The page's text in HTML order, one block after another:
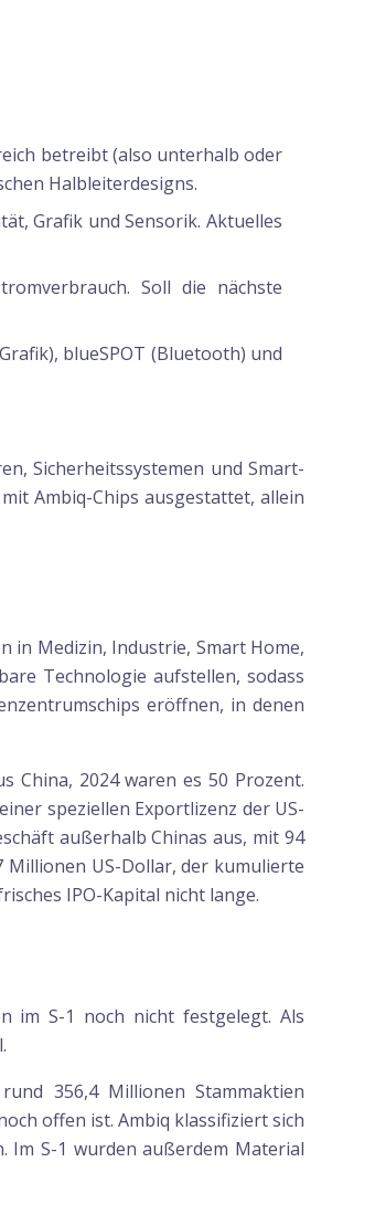
betreibt (also unterhalb oder
Halbleiterdesigns.
Grafik und Sensorik. Aktuelles
Soll die nächste
blueSPOT (Bluetooth) und
Sicherheitssystemen und Smart-
Ambiq-Chips ausgestattet, allein
in Medizin, Industrie, Smart Home,
Technologie aufstellen, sodass
eröffnen, in denen
China, 2024 waren es 50 Prozent.
speziellen Exportlizenz der US-
außerhalb Chinas aus, mit 94
US-Dollar, der kumulierte
IPO-Kapital nicht lange.
im S-1 noch nicht festgelegt. Als
356,4 Millionen Stammaktien
offen ist. Ambiq klassifiziert sich
Im S-1 wurden außerdem Material